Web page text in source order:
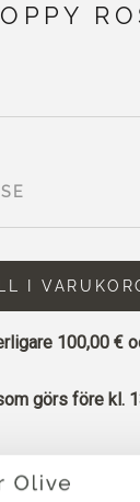
I
100,00 €
görs före kl.
ljus, varmrosa